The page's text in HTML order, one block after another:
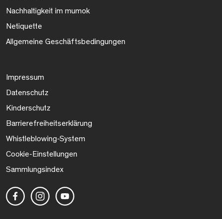
Nachhaltigkeit im mumok
Netiquette
Allgemeine Geschäftsbedingungen
Impressum
Datenschutz
Kinderschutz
Barrierefreiheitserklärung
Whistleblowing-System
Cookie-Einstellungen
Sammlungsindex